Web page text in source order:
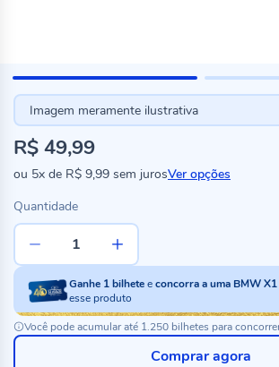
Imagem meramente ilustrativa
R$ 49,99
ou 5x de R$ 9,99 sem jurosVer opções
Quantidade
Ganhe 1bilheteeconcorra a uma BMW X1
esse produto
Você pode acumular até 1.250 bilhetes para
Comprar agora